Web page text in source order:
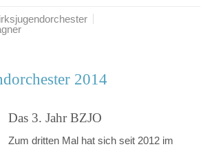
2014
Das 3. Jahr BZJO
Zum dritten Mal hat sich seit 2012 im